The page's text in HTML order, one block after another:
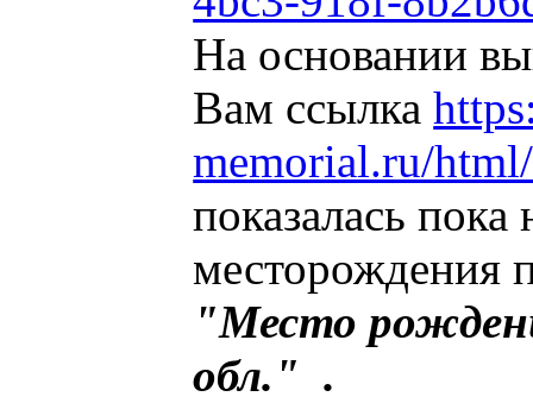
На основании
Вам ссылка
memorial.ru/
показалась
месторождения
"Место
обл." .